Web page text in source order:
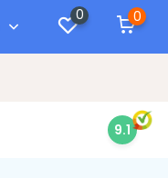
0 0
9.1